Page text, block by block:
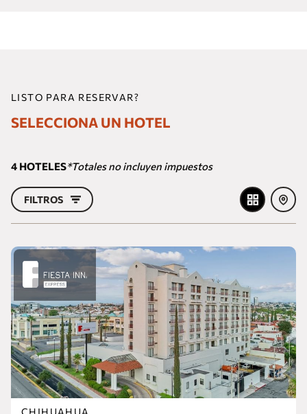
LISTO PARA RESERVAR?
SELECCIONA UN HOTEL
4 HOTELES*Totales no incluyen impuestos
FILTROS
CHIHUAHUA